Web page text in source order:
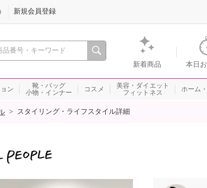
心おどる、瞬間を。通販・テレビショッピングのショップ
新着商品 本日
新規会員登録
ン
靴・バッグ
小物・インナー
コスメ
美容・ダイエット
フィットネス
ホーム
> スタイリング・ライフスタイル詳細